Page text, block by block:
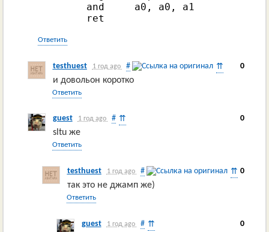
        and     a0, a0, a1
        ret
Ответить
testhuest 1 год ago # 0
⇈
и довольон коротко
Ответить
guest 1 год ago # 0
⇈
sltu же
Ответить
testhuest 1 год ago # 0
⇈
так это не джамп же)
Ответить
guest 1 год ago # 0
⇈